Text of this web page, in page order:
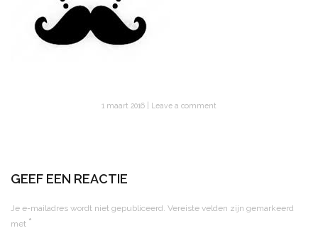
1 maart 2016 Leave a comment
GEEF EEN REACTIE
Je e-mailadres wordt niet gepubliceerd. Vereiste velden zijn gemarkeerd
met *